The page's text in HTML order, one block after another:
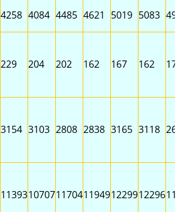
4258 4084 4485 4621 5019 5083
229 204 202 162 167 162 173
3154 3103 2808 2838 3165 3118
113931070711704119491229912296